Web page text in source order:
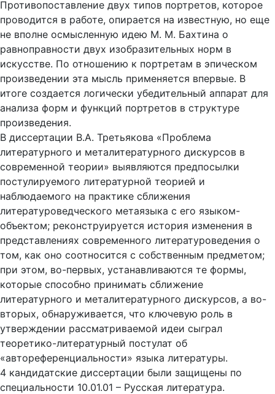
Противопоставление двух типов портретов, которое
проводится в работе, опирается на известную, но еще
не вполне осмысленную идею М. М. Бахтина о
равноправности двух изобразительных норм в
искусстве. По отношению к портретам в эпическом
произведении эта мысль применяется впервые. В
итоге создается логически убедительный аппарат для
анализа форм и функций портретов в структуре
произведения.
В диссертации В.А. Третьякова «Проблема
литературного и металитературного дискурсов в
современной теории» выявляются предпосылки
постулируемого литературной теорией и
наблюдаемого на практике сближения
литературоведческого метаязыка с его языком-
объектом; реконструируется история изменения в
представлениях современного литературоведения о
том, как оно соотносится с собственным предметом;
при этом, во-первых, устанавливаются те формы,
которые способно принимать сближение
литературного и металитературного дискурсов, а во-
вторых, обнаруживается, что ключевую роль в
утверждении рассматриваемой идеи сыграл
теоретико-литературный постулат об
«автореференциальности» языка литературы.
4 кандидатские диссертации были защищены по
специальности 10.01.01 – Русская литература.